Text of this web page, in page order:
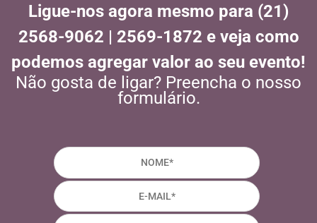
Ligue-nos agora mesmo para (21)
2568-9062 | 2569-1872 e veja como
podemos agregar valor ao seu evento!
Não gosta de ligar? Preencha o nosso
formulário.